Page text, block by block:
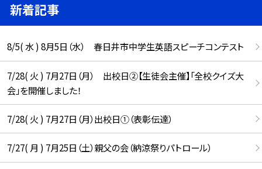
新着記事
8/5( 水 ) 8月5日（水） 春日井市中学生英語スピーチコンテスト
7/28( 火 ) 7月27日（月） 出校日②【生徒会主催】「全校クイズ大
会」を開催しました！
7/28( 火 ) 7月27日（月）出校日①（表彰伝達）
7/27( 月 ) 7月25日（土）親父の会（納涼祭りパトロール）